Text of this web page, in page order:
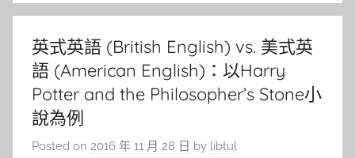
大
學
圖
書
英式英語 (British English) vs. 美式英
語 (American English)：以Harry
Potter and the Philosopher’s Stone小
說為例
Posted on 2016 年 11 月 28 日 by libtul